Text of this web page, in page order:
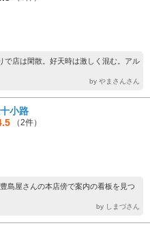
で店は閑散。好天時は激しく混む。アル
by やまさんさん
小路
（2件）
島屋さんの本店傍で案内の看板を見つ
by しまづさん